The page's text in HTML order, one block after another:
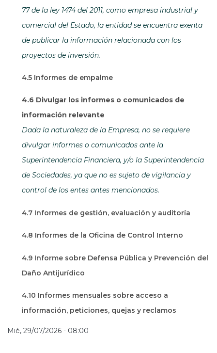
77 de la ley 1474 del 2011, como empresa industrial y
comercial del Estado, la entidad se encuentra exenta
de publicar la información relacionada con los
proyectos de inversión.
4.5 Informes de empalme
4.6 Divulgar los informes o comunicados de
información relevante
Dada la naturaleza de la Empresa, no se requiere
divulgar informes o comunicados ante la
Superintendencia Financiera, y/o la Superintendencia
de Sociedades, ya que no es sujeto de vigilancia y
control de los entes antes mencionados.
4.7 Informes de gestión, evaluación y auditoría
4.8 Informes de la Oficina de Control Interno
4.9 Informe sobre Defensa Pública y Prevención del
Daño Antijurídico
4.10 Informes mensuales sobre acceso a
información, peticiones, quejas y reclamos
Mié, 29/07/2026 - 08:00